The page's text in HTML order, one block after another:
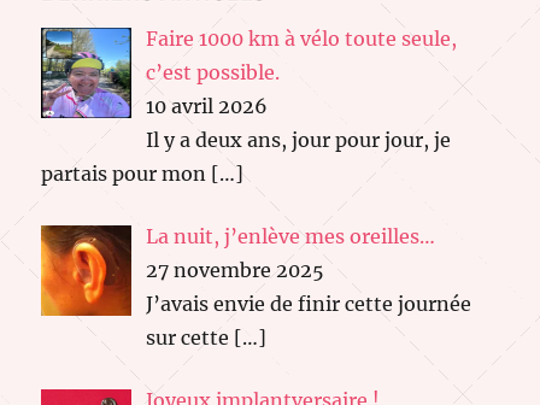
Faire 1000 km à vélo toute seule,
c’est possible.
10 avril 2026
Il y a deux ans, jour pour jour, je
partais pour mon […]
La nuit, j’enlève mes oreilles…
27 novembre 2025
J’avais envie de finir cette journée
sur cette […]